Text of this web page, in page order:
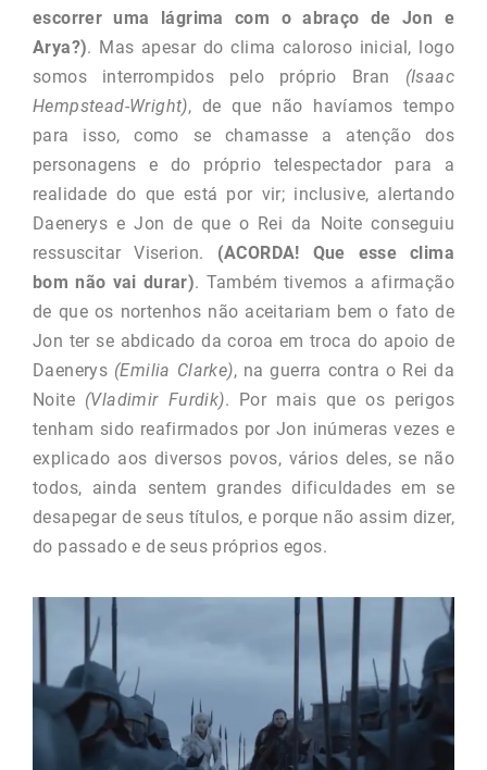
escorrer uma lágrima com o abraço de Jon e
Arya?). Mas apesar do clima caloroso inicial, logo
somos interrompidos pelo próprio Bran (Isaac
Hempstead-Wright), de que não havíamos tempo
para isso, como se chamasse a atenção dos
personagens e do próprio telespectador para a
realidade do que está por vir; inclusive, alertando
Daenerys e Jon de que o Rei da Noite conseguiu
ressuscitar Viserion. (ACORDA! Que esse clima
bom não vai durar). Também tivemos a afirmação
de que os nortenhos não aceitariam bem o fato de
Jon ter se abdicado da coroa em troca do apoio de
Daenerys (Emilia Clarke), na guerra contra o Rei da
Noite (Vladimir Furdik). Por mais que os perigos
tenham sido reafirmados por Jon inúmeras vezes e
explicado aos diversos povos, vários deles, se não
todos, ainda sentem grandes dificuldades em se
desapegar de seus títulos, e porque não assim dizer,
do passado e de seus próprios egos.